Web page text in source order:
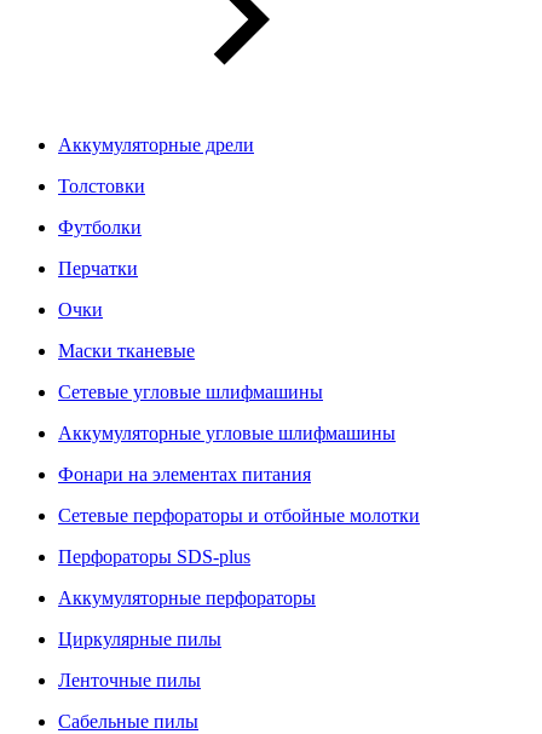
Аккумуляторные дрели
Толстовки
Футболки
Перчатки
Очки
Маски тканевые
Сетевые угловые шлифмашины
Аккумуляторные угловые шлифмашины
Фонари на элементах питания
Сетевые перфораторы и отбойные молотки
Перфораторы SDS-plus
Аккумуляторные перфораторы
Циркулярные пилы
Ленточные пилы
Сабельные пилы